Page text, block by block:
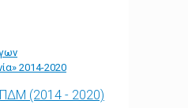
2014-2020
(2014 - 2020)